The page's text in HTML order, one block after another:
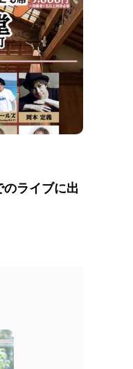
ライブに出